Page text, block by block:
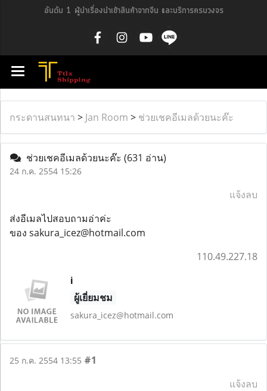
อันดับ 1 ผู้นำเรื่องนำเข้าสินค้าจากจีน และบริการครบวงจร
กระดานสนทนา > Jan Room > ช่วยเชคอีเมลด้วยนะค๊ะ
ช่วยเชคอีเมลด้วยนะค๊ะ (631 อ่าน)
24 ก.ค. 2554 15:26
แจ้งลบ
ส่งอีเมลไปสอบถามอ่าค่ะ
ของ sakura_icez@hotmail.com
110.49.227.18
i
ผู้เยี่ยมชม
sakura_icez@hotmail.com
25 ก.ค. 2554 13:55 #1
แจ้งลบ